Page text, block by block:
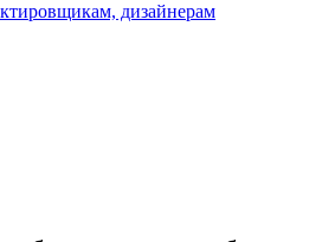
дизайнерам